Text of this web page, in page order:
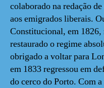
colaborado na redação de
aos emigrados liberais.
Constitucional, em 1826,
restaurado o regime
obrigado a voltar para
em 1833 regressou em
do cerco do Porto. Com